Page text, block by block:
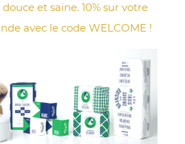
et saine. 10% sur votre
avec le code WELCOME !